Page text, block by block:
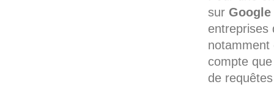
sur Google
entreprises
notamment
compte
de